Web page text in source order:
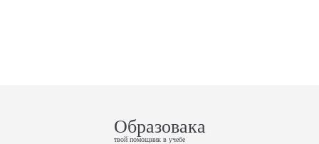
Образовака
твой помощник в учебе